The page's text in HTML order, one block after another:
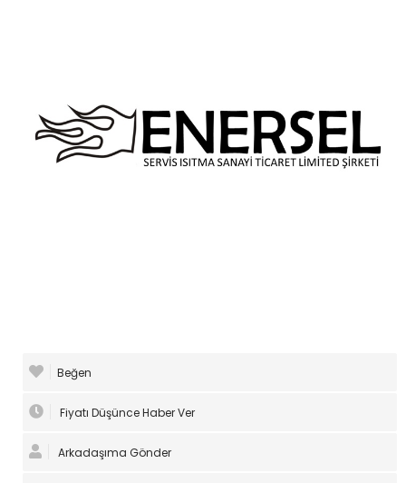
Beğen
Fiyatı Düşünce Haber Ver
Arkadaşıma Gönder